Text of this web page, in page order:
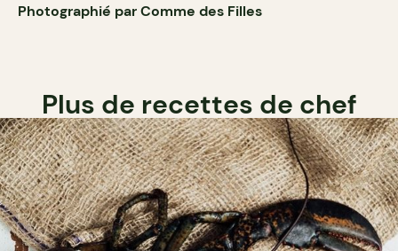
Photographié par Comme des Filles
Plus de recettes de chef